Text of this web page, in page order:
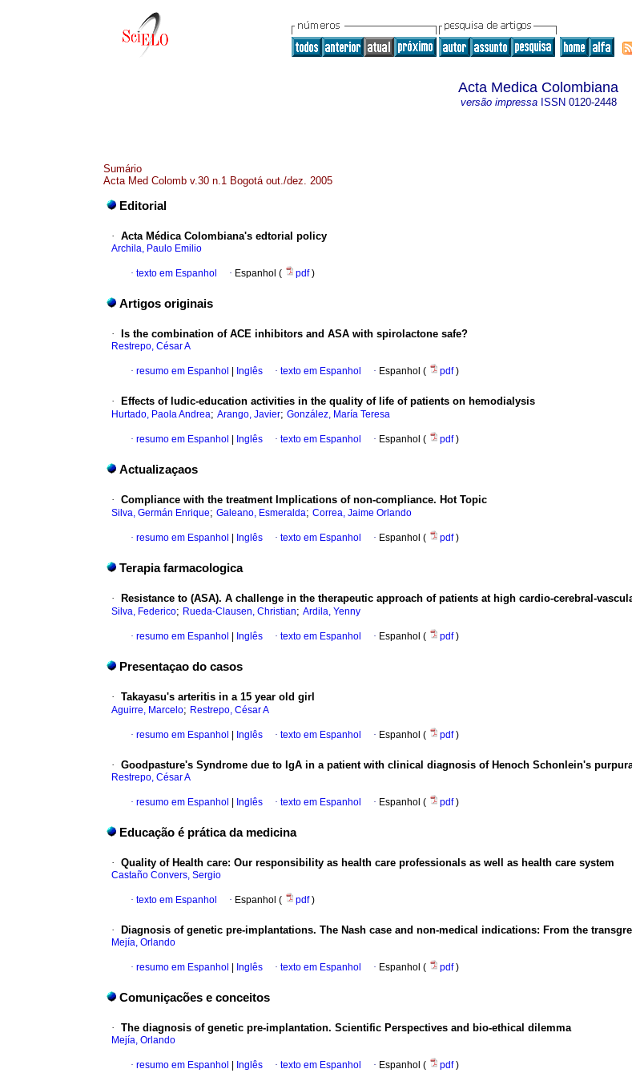
Acta Medica Colombiana
versão impressaISSN 0120-2448
Sumário
Acta Med Colomb v.30 n.1 Bogotá out./dez. 2005
Editorial
· Acta Médica Colombiana's edtorial policy
Archila, Paulo Emilio
· texto em Espanhol · Espanhol ( pdf)
Artigos originais
· Is the combination of ACE inhibitors and ASA with spirolactone safe?
Restrepo, César A
· resumo em Espanhol Inglês · texto em Espanhol · Espanhol ( pdf)
· Effects of ludic-education activities in the quality of life of patients on hemodialysis
Hurtado, Paola Andrea; Arango, Javier; González, María Teresa
· resumo em Espanhol Inglês · texto em Espanhol · Espanhol ( pdf)
Actualizaçaos
· Compliance with the treatment Implications of non-compliance. Hot Topic
Silva, Germán Enrique; Galeano, Esmeralda; Correa, Jaime Orlando
· resumo em Espanhol Inglês · texto em Espanhol · Espanhol ( pdf)
Terapia farmacologica
· Resistance to (ASA). A challenge in the therapeutic approach of patients at high cardio-cerebral-
Silva, Federico; Rueda-Clausen, Christian; Ardila, Yenny
· resumo em Espanhol Inglês · texto em Espanhol · Espanhol ( pdf)
Presentaçao do casos
· Takayasu's arteritis in a 15 year old girl
Aguirre, Marcelo; Restrepo, César A
· resumo em Espanhol Inglês · texto em Espanhol · Espanhol ( pdf)
· Goodpasture's Syndrome due to IgA in a patient with clinical diagnosis of Henoch Schonlein's
Restrepo, César A
· resumo em Espanhol Inglês · texto em Espanhol · Espanhol ( pdf)
Educação é prática da medicina
· Quality of Health care: Our responsibility as health care professionals as well as health care system
Castaño Convers, Sergio
· texto em Espanhol · Espanhol ( pdf)
· Diagnosis of genetic pre-implantations. The Nash case and non-medical indications: From the
Mejía, Orlando
· resumo em Espanhol Inglês · texto em Espanhol · Espanhol ( pdf)
Comuniçacões e conceitos
· The diagnosis of genetic pre-implantation. Scientific Perspectives and bio-ethical dilemma
Mejía, Orlando
· resumo em Espanhol Inglês · texto em Espanhol · Espanhol ( pdf)